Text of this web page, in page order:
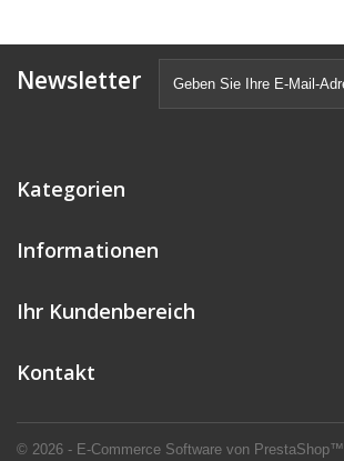
Newsletter
Kategorien
Informationen
© 2026 - E-Commerce Software von PrestaShop™
Ihr Kundenbereich
Kontakt